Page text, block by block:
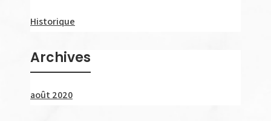
Historique
Archives
août 2020